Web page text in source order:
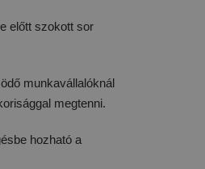
előtt szokott sor
munkavállalóknál
megtenni.
hozható a